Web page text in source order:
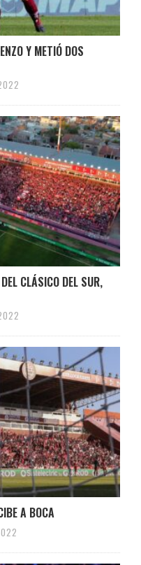
Y METIÓ DOS
CLÁSICO DEL SUR,
A BOCA